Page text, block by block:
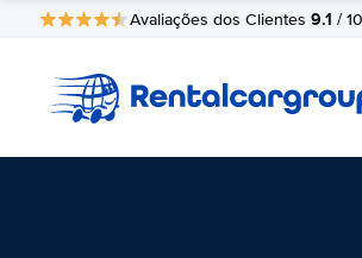
Avaliações dos Clientes 9.1 / 10